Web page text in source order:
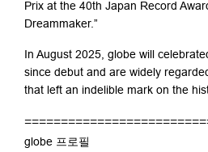
Prix at the 40th Japan Record
Dreammaker.”
In August 2025, globe will
since debut and are widely
that left an indelible mark on the
globe 프로필